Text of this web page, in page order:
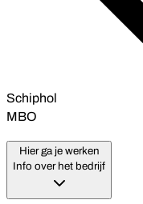
Schiphol
MBO
Hier ga je werken
Info over het bedrijf